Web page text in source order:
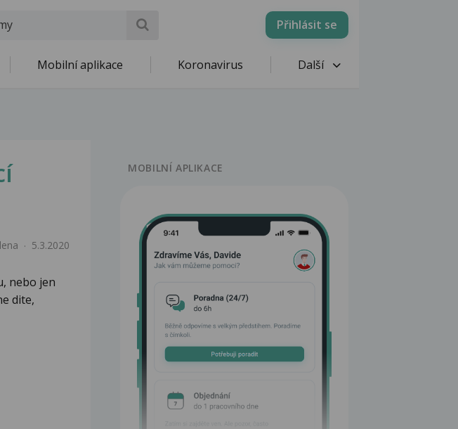
Přihlásit se
Mobilní aplikace Koronavirus Další
5.3.2020
nebo jen
dite,
MOBILNÍ APLIKACE